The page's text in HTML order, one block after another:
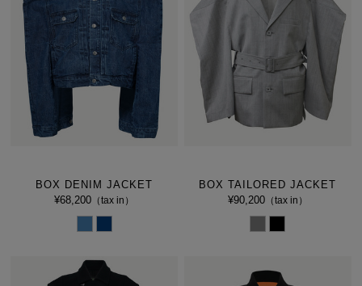
BOX DENIM JACKET
¥68,200 （tax in）
BOX TAILORED JACKET
¥90,200（tax in）